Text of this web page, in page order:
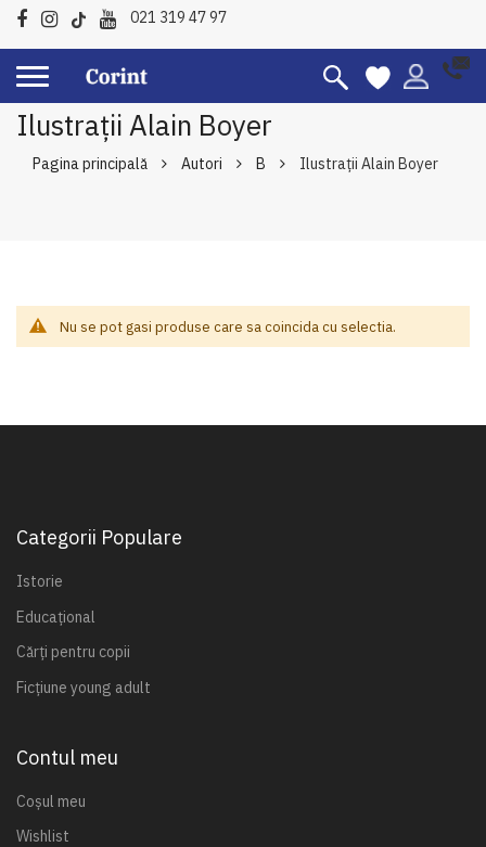
021 319 47 97
Ilustraţii Alain Boyer
Pagina principală Autori B Ilustraţii Alain Boyer
Nu se pot gasi produse care sa coincida cu selectia.
Categorii Populare
Istorie
Educațional
Cărți pentru copii
Ficțiune young adult
Contul meu
Coșul meu
Wishlist